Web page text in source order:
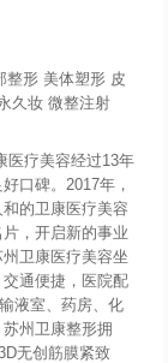
整形 美体塑形 皮
久妆 微整注射
医疗美容经过13年
口碑。2017年，
的卫康医疗美容
，开启新的事业
卫康医疗美容坐
通便捷，医院配
液室、药房、化
州卫康整形拥
无创筋膜紧致